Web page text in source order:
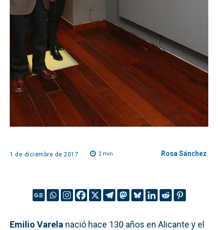
1 de diciembre de 2017 2min. Rosa Sánchez
Emilio Varela nació hace 130 años en Alicante y el